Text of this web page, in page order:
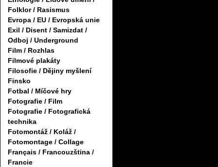
Folklor / Rasismus
Evropa / EU / Evropská unie
Exil / Disent / Samizdat /
Odboj / Underground
Film / Rozhlas
Filmové plakáty
Filosofie / Dějiny myšlení
Finsko
Fotbal / Míčové hry
Fotografie / Film
Fotografie / Fotografická
technika
Fotomontáž / Koláž /
Fotomontage / Collage
Français / Francouzština /
Francie